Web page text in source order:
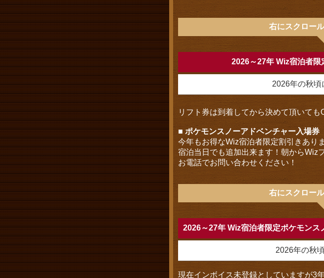
右にスクロー
2026～27年 Wiz宿泊者
2026年の秋頃
リフト券は到着してから決めて頂いても
■ ポケモンスノーアドベンチャー入場券
今年もお得なWiz宿泊者限定割引きあり
宿泊当日でも追加出来ます！朝からWiz
お電話でお問い合わせください！
右にスクロー
2026～27年 Wiz宿泊者限定ポケモン
2026年の秋
現在インボイス未登録としていますが3